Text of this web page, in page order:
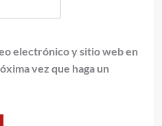
electrónico y sitio web en
vez que haga un